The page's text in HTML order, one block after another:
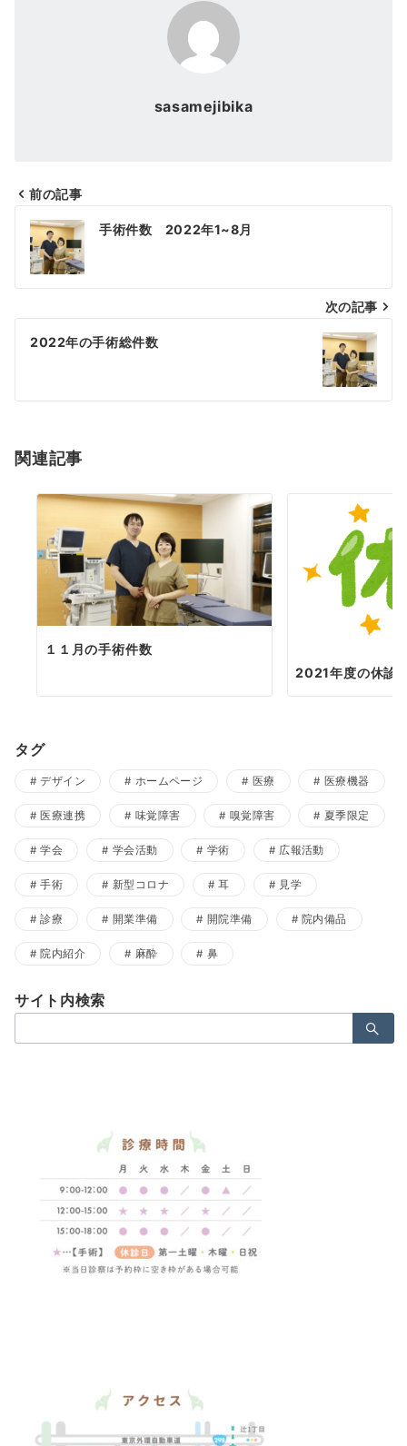
sasamejibika
投
稿
ナ
ビ
ゲ
シ
ン
前の記事
手術件数 2022年1~8月
次の記事
2022年の手術総件数
関連記事
１１月の手術件数
2021年度の休診
タグ
デザイン ホームページ 医療 医療機器
医療連携 味覚障害 嗅覚障害 夏季限定
学会 学会活動 学術 広報活動
手術 新型コロナ 耳 見学
診療 開業準備 開院準備 院内備品
院内紹介 麻酔 鼻
サイト内検索
索：